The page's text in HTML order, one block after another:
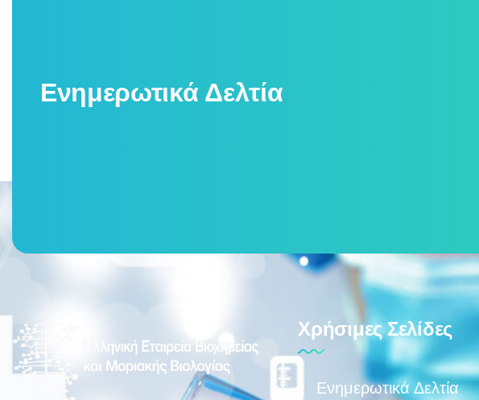
Ενημερωτικά Δελτία
Χρήσιμες Σελίδες
Ενημερωτικά Δελτία